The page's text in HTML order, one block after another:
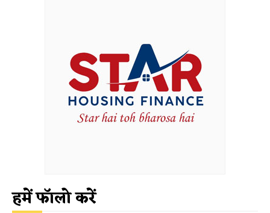
हमें फॉलो करें